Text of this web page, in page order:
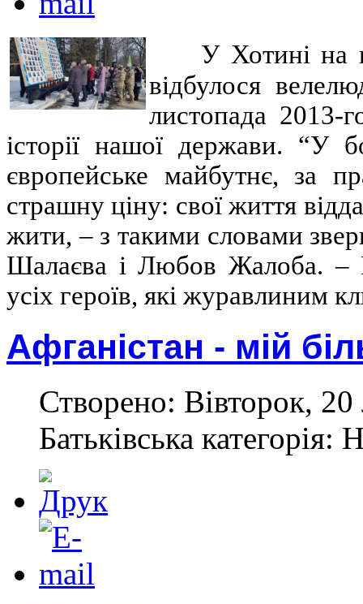
У Хотині на
відбулося
листопада 2013-
історії нашої держави. “У
європейське майбутнє, за
страшну ціну: свої життя
жити, – з такими словами
Шалаєва і Любов Жалоба. –
усіх героїв, які журавлиним
Афганістан - мій
Створено: Вівторок,
Батьківська категорія: